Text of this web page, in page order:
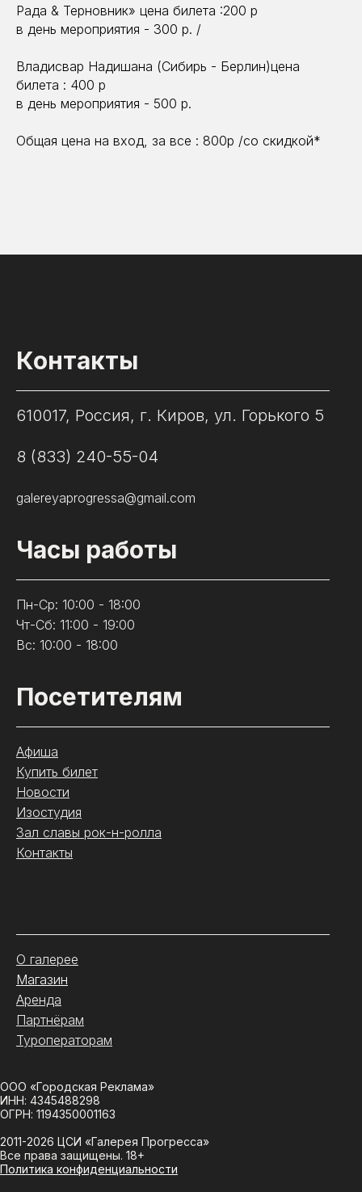
Рада & Терновник» цена билета :200 р
в день мероприятия - 300 р. /
Владисвар Надишана (Сибирь - Берлин)цена
билета : 400 р
в день мероприятия - 500 р.
Общая цена на вход, за все : 800р /со скидкой*
Контакты
610017, Россия, г. Киров, ул. Горького 5
8 (833) 240-55-04
galereyaprogressa@gmail.com
Часы работы
Пн-Ср: 10:00 - 18:00
Чт-Сб: 11:00 - 19:00
Вс: 10:00 - 18:00
Посетителям
Афиша
Купить билет
Новости
Изостудия
Зал славы рок-н-ролла
Контакты
О галерее
Магазин
Аренда
Партнёрам
Туроператорам
ООО «Городская Реклама»
ИНН: 4345488298
ОГРН: 1194350001163
2011-2026 ЦСИ «Галерея Прогресса»
Все права защищены. 18+
Политика конфиденциальности